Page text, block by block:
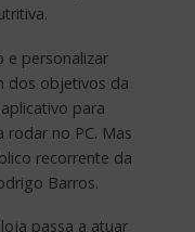
e personalizar
dos objetivos da
para
rodar no PC. Mas
recorrente da
Barros.
passa a atuar